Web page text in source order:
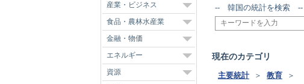
-- 韓国の統計を検索 --
現在のカテゴリ
主要統計＞ 教育 ＞
産業・ビジネス
食品・農林水産業
金融・物価
エネルギー
資源